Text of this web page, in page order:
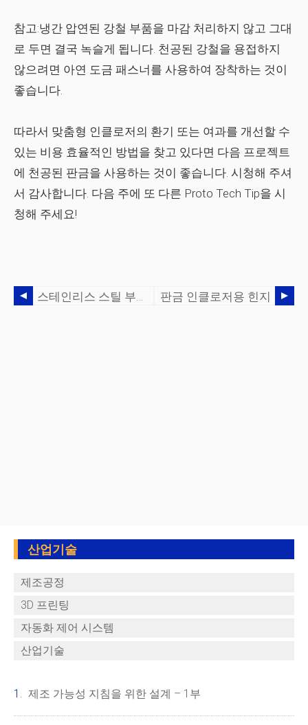
참고:냉간 압연된 강철 부품을 마감 처리하지 않고 그대
로 두면 결국 녹슬게 됩니다. 천공된 강철을 용접하지
않으려면 아연 도금 패스너를 사용하여 장착하는 것이
좋습니다.
따라서 맞춤형 인클로저의 환기 또는 여과를 개선할 수
있는 비용 효율적인 방법을 찾고 있다면 다음 프로젝트
에 천공된 판금을 사용하는 것이 좋습니다. 시청해 주셔
서 감사합니다. 다음 주에 또 다른 Proto Tech Tip을 시
청해 주세요!
스테인리스 스틸 부품 및 인클로저용 패시베이션 판금 인클로저용 힌지
산업기술
제조공정
3D 프린팅
자동화 제어 시스템
산업기술
제조 가능성 지침을 위한 설계 – 1부